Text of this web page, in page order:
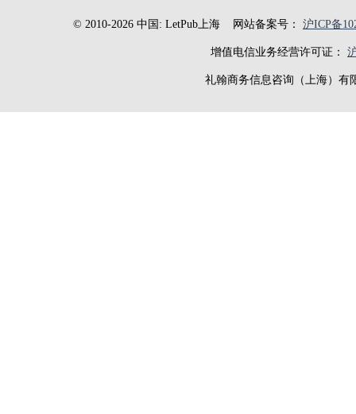
© 2010-2026 中国: LetPub上海网站备案号： 沪ICP备
增值电信业务经营许可证：
礼翰商务信息咨询（上海）